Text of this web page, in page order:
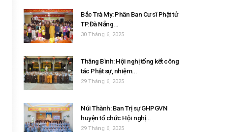
Bắc Trà My: Phân Ban Cư sĩ Phật tử
TP.Đà Nẵng...
30 Tháng 6, 2025
Thăng Bình: Hội nghị tổng kết công
tác Phật sự, nhiệm...
29 Tháng 6, 2025
Núi Thành: Ban Trị sự GHPGVN
huyện tổ chức Hội nghị...
29 Tháng 6, 2025